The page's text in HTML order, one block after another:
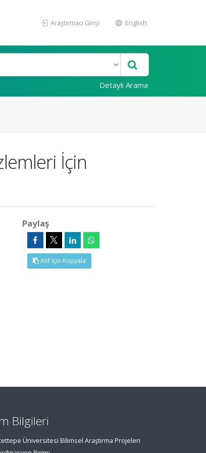
Araştırmacı Girişi English
Detaylı Arama
İçin
Paylaş
Atıf İçin Kopyala
Bilgileri
Üniversitesi Bilimsel Araştırma Projeleri